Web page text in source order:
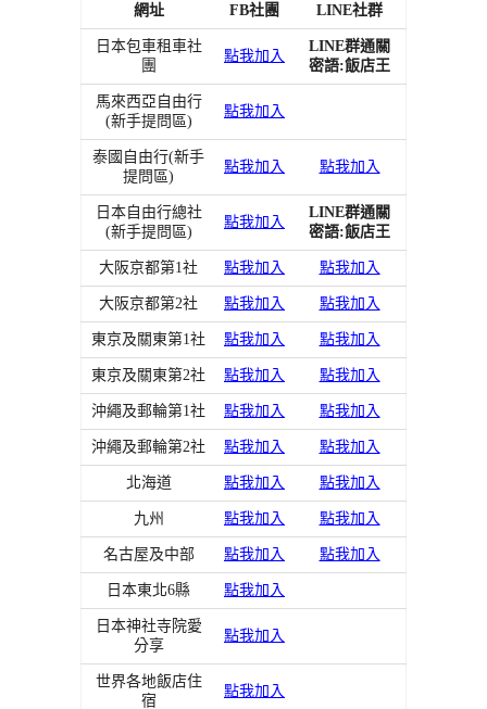
網址
FB社團
LINE社群
日本包車租車社
團
點我加入
LINE群通關
密語:飯店王
馬來西亞自由行
(新手提問區)
點我加入
泰國自由行(新手
提問區)
點我加入 點我加入
日本自由行總社
(新手提問區)
點我加入
LINE群通關
密語:飯店王
大阪京都第1社 點我加入 點我加入
大阪京都第2社 點我加入 點我加入
東京及關東第1社 點我加入 點我加入
東京及關東第2社 點我加入 點我加入
沖繩及郵輪第1社 點我加入 點我加入
沖繩及郵輪第2社 點我加入 點我加入
北海道 點我加入 點我加入
九州 點我加入 點我加入
名古屋及中部 點我加入 點我加入
日本東北6縣 點我加入
日本神社寺院愛
分享
點我加入
世界各地飯店住
宿
點我加入